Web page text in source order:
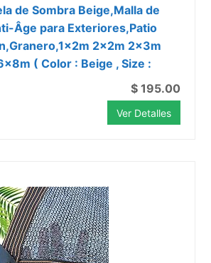
de Sombra Beige,Malla de
Âge para Exteriores,Patio
2x2m 2x3m
( Color : Beige , Size :
$ 195.00
Ver Detalles